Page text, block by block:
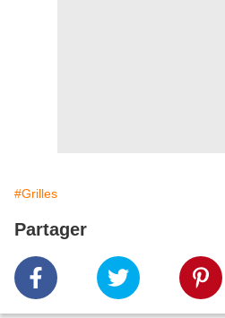
#Grilles
Partager